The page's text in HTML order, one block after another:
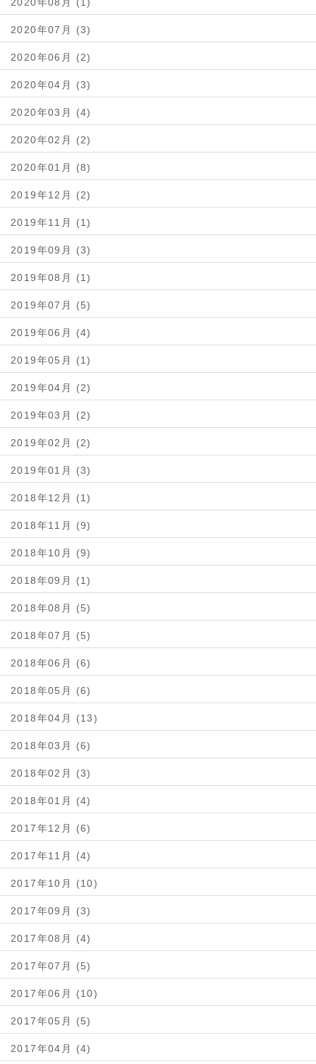
2020年07月 (3)
2020年06月 (2)
2020年04月 (3)
2020年03月 (4)
2020年02月 (2)
2020年01月 (8)
2019年12月 (2)
2019年11月 (1)
2019年09月 (3)
2019年08月 (1)
2019年07月 (5)
2019年06月 (4)
2019年05月 (1)
2019年04月 (2)
2019年03月 (2)
2019年02月 (2)
2019年01月 (3)
2018年12月 (1)
2018年11月 (9)
2018年10月 (9)
2018年09月 (1)
2018年08月 (5)
2018年07月 (5)
2018年06月 (6)
2018年05月 (6)
2018年04月 (13)
2018年03月 (6)
2018年02月 (3)
2018年01月 (4)
2017年12月 (6)
2017年11月 (4)
2017年10月 (10)
2017年09月 (3)
2017年08月 (4)
2017年07月 (5)
2017年06月 (10)
2017年05月 (5)
2017年04月 (4)